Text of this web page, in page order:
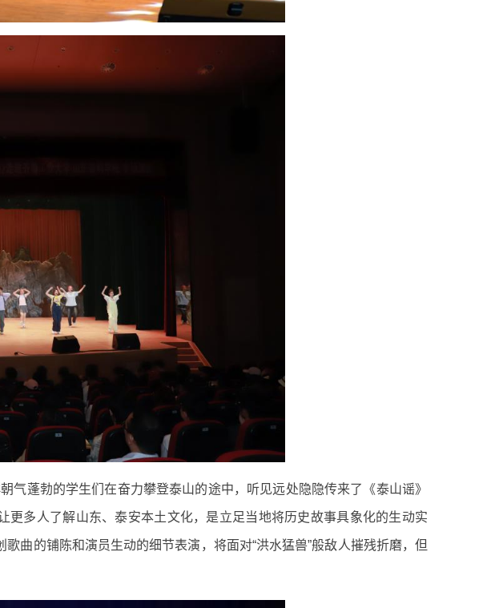
蓬勃的学生们在奋力攀登泰山的途中，听见远处隐隐传来了《泰山谣》
多人了解山东、泰安本土文化，是立足当地将历史故事具象化的生动实
歌曲的铺陈和演员生动的细节表演，将面对“洪水猛兽”般敌人摧残折磨，但